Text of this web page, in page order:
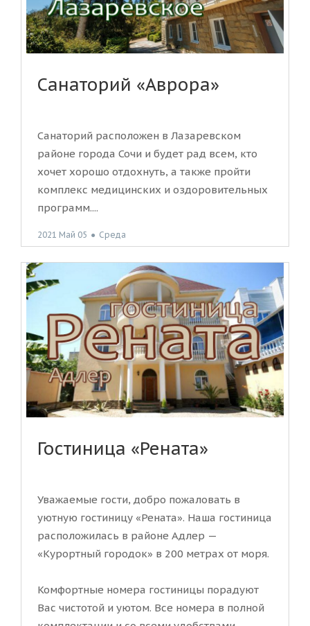
Санаторий «Аврора»
Санаторий расположен в Лазаревском
районе города Сочи и будет рад всем, кто
хочет хорошо отдохнуть, а также пройти
комплекс медицинских и оздоровительных
программ....
2021 Май 05 ● Среда
Гостиница «Рената»
Уважаемые гости, добро пожаловать в
уютную гостиницу «Рената». Наша гостиница
расположилась в районе Адлер —
«Курортный городок» в 200 метрах от моря.
Комфортные номера гостиницы порадуют
Вас чистотой и уютом. Все номера в полной